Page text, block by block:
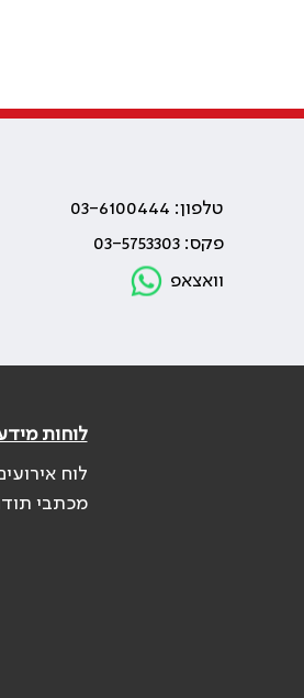
טלפון: 03-6100444
פקס: 03-5753303
וואצאפ
לוחות
לוח
מכתבי